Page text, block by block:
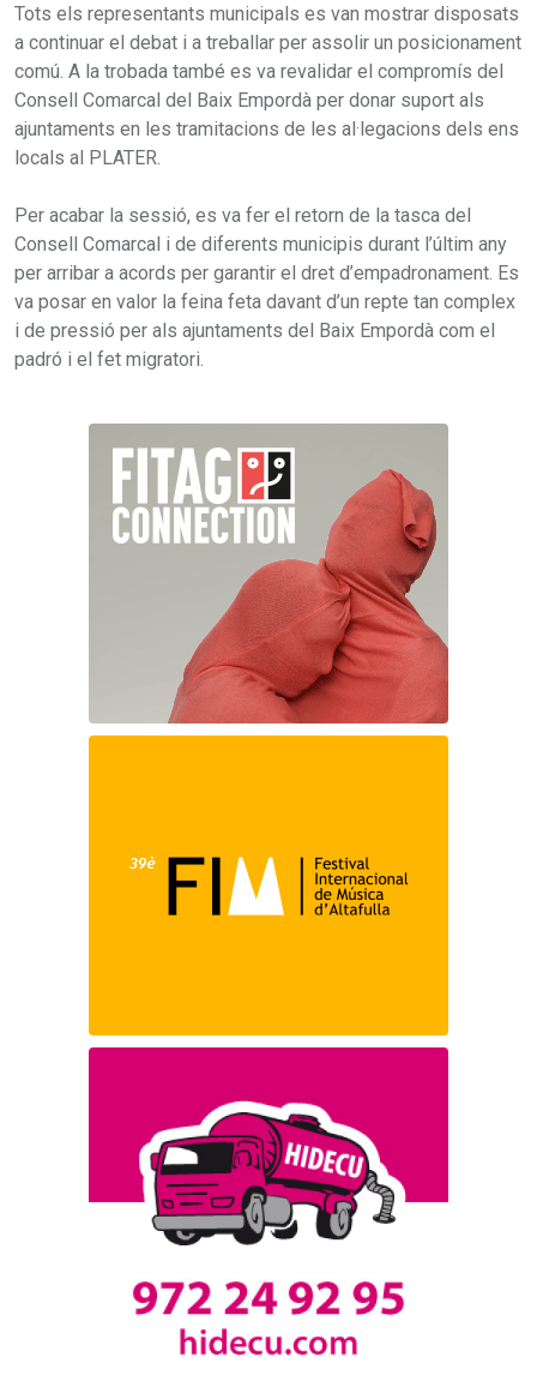
Tots els representants municipals es van mostrar disposats
a continuar el debat i a treballar per assolir un posicionament
comú. A la trobada també es va revalidar el compromís del
Consell Comarcal del Baix Empordà per donar suport als
ajuntaments en les tramitacions de les al·legacions dels ens
locals al PLATER.
Per acabar la sessió, es va fer el retorn de la tasca del
Consell Comarcal i de diferents municipis durant l’últim any
per arribar a acords per garantir el dret d’empadronament. Es
va posar en valor la feina feta davant d’un repte tan complex
i de pressió per als ajuntaments del Baix Empordà com el
padró i el fet migratori.